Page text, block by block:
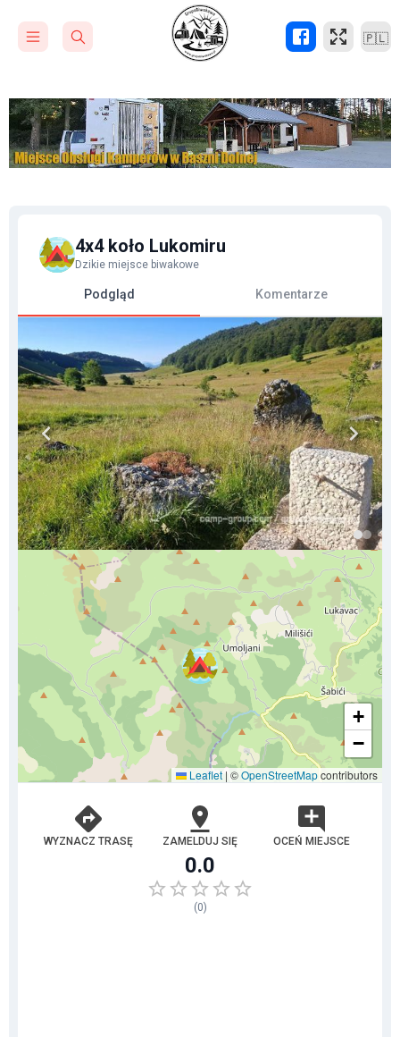
🇵🇱
4x4 koło Lukomiru
Dzikie miejsce biwakowe
Podgląd Komentarze
+
−
Leaflet | ©OpenStreetMapcontributors
WYZNACZ TRASĘ ZAMELDUJ SIĘ OCEŃ MIEJSCE
0.0
(0)